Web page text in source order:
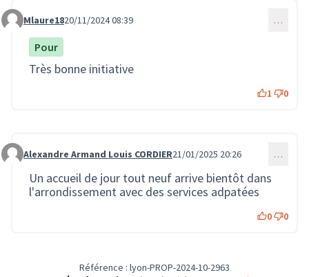
Commentaire 2835
Mlaure1820/11/2024 08:39 …
Pour
Très bonne initiative
1 0
Commentaire 3404
Alexandre Armand Louis CORDIER21/01/2025 20:26 …
Un accueil de jour tout neuf arrive bientôt dans
l'arrondissement avec des services adpatées
0 0
Référence : lyon-PROP-2024-10-2963